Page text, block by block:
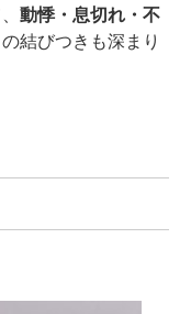
動悸・息切れ・不
結びつきも深まり